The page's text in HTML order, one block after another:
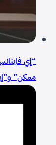
“إي
ممكن”